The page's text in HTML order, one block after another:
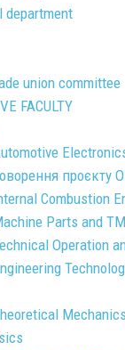
department
union committee
FACULTY
проєкту
Combustion
Parts and
Operation